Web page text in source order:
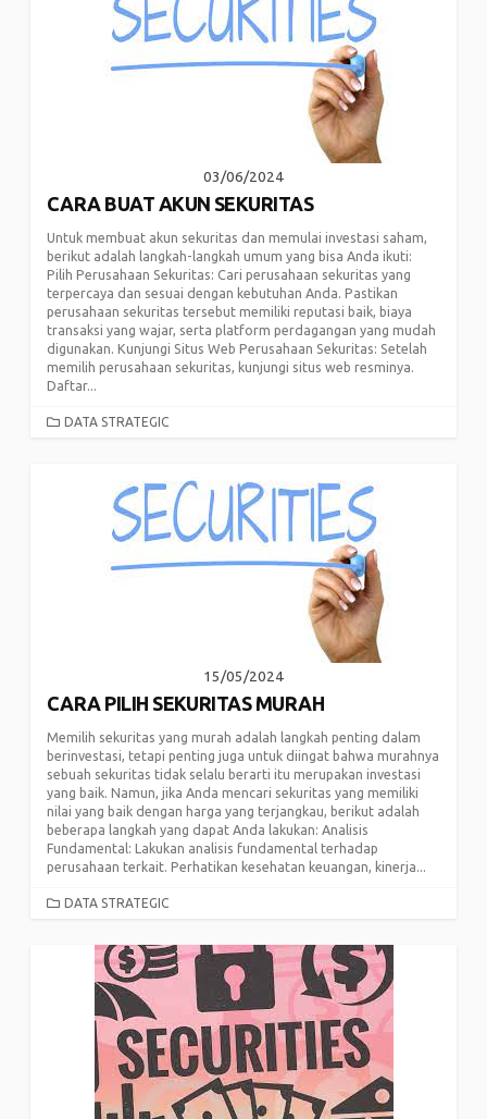
03/06/2024
CARA BUAT AKUN SEKURITAS
Untuk membuat akun sekuritas dan memulai investasi saham,
berikut adalah langkah-langkah umum yang bisa Anda ikuti:
Pilih Perusahaan Sekuritas: Cari perusahaan sekuritas yang
terpercaya dan sesuai dengan kebutuhan Anda. Pastikan
perusahaan sekuritas tersebut memiliki reputasi baik, biaya
transaksi yang wajar, serta platform perdagangan yang mudah
digunakan. Kunjungi Situs Web Perusahaan Sekuritas: Setelah
memilih perusahaan sekuritas, kunjungi situs web resminya.
Daftar...
CATEGORIES
DATA STRATEGIC
15/05/2024
CARA PILIH SEKURITAS MURAH
Memilih sekuritas yang murah adalah langkah penting dalam
berinvestasi, tetapi penting juga untuk diingat bahwa murahnya
sebuah sekuritas tidak selalu berarti itu merupakan investasi
yang baik. Namun, jika Anda mencari sekuritas yang memiliki
nilai yang baik dengan harga yang terjangkau, berikut adalah
beberapa langkah yang dapat Anda lakukan: Analisis
Fundamental: Lakukan analisis fundamental terhadap
perusahaan terkait. Perhatikan kesehatan keuangan, kinerja...
CATEGORIES
DATA STRATEGIC